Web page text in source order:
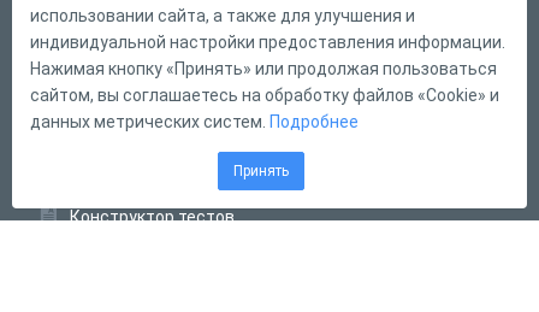
Русский
Справка
Форма обратной связи
Конструктор тестов
использовании сайта, а также для улучшения и
индивидуальной настройки предоставления информации.
Нажимая кнопку «Принять» или продолжая пользоваться
сайтом, вы соглашаетесь на обработку файлов «Cookie» и
данных метрических систем. Подробнее
Принять